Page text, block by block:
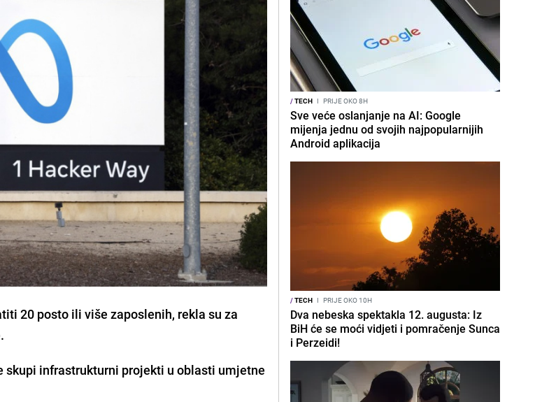
20 posto ili više zaposlenih, rekla su za
skupi infrastrukturni projekti u oblasti umjetne
/TECH I PRIJE OKO 8H
Sve veće oslanjanje na AI: Google
mijenja jednu od svojih najpopularnijih
Android aplikacija
/TECH I PRIJE OKO 10H
Dva nebeska spektakla 12. augusta: Iz
BiH će se moći vidjeti i pomračenje Sunca
i Perzeidi!